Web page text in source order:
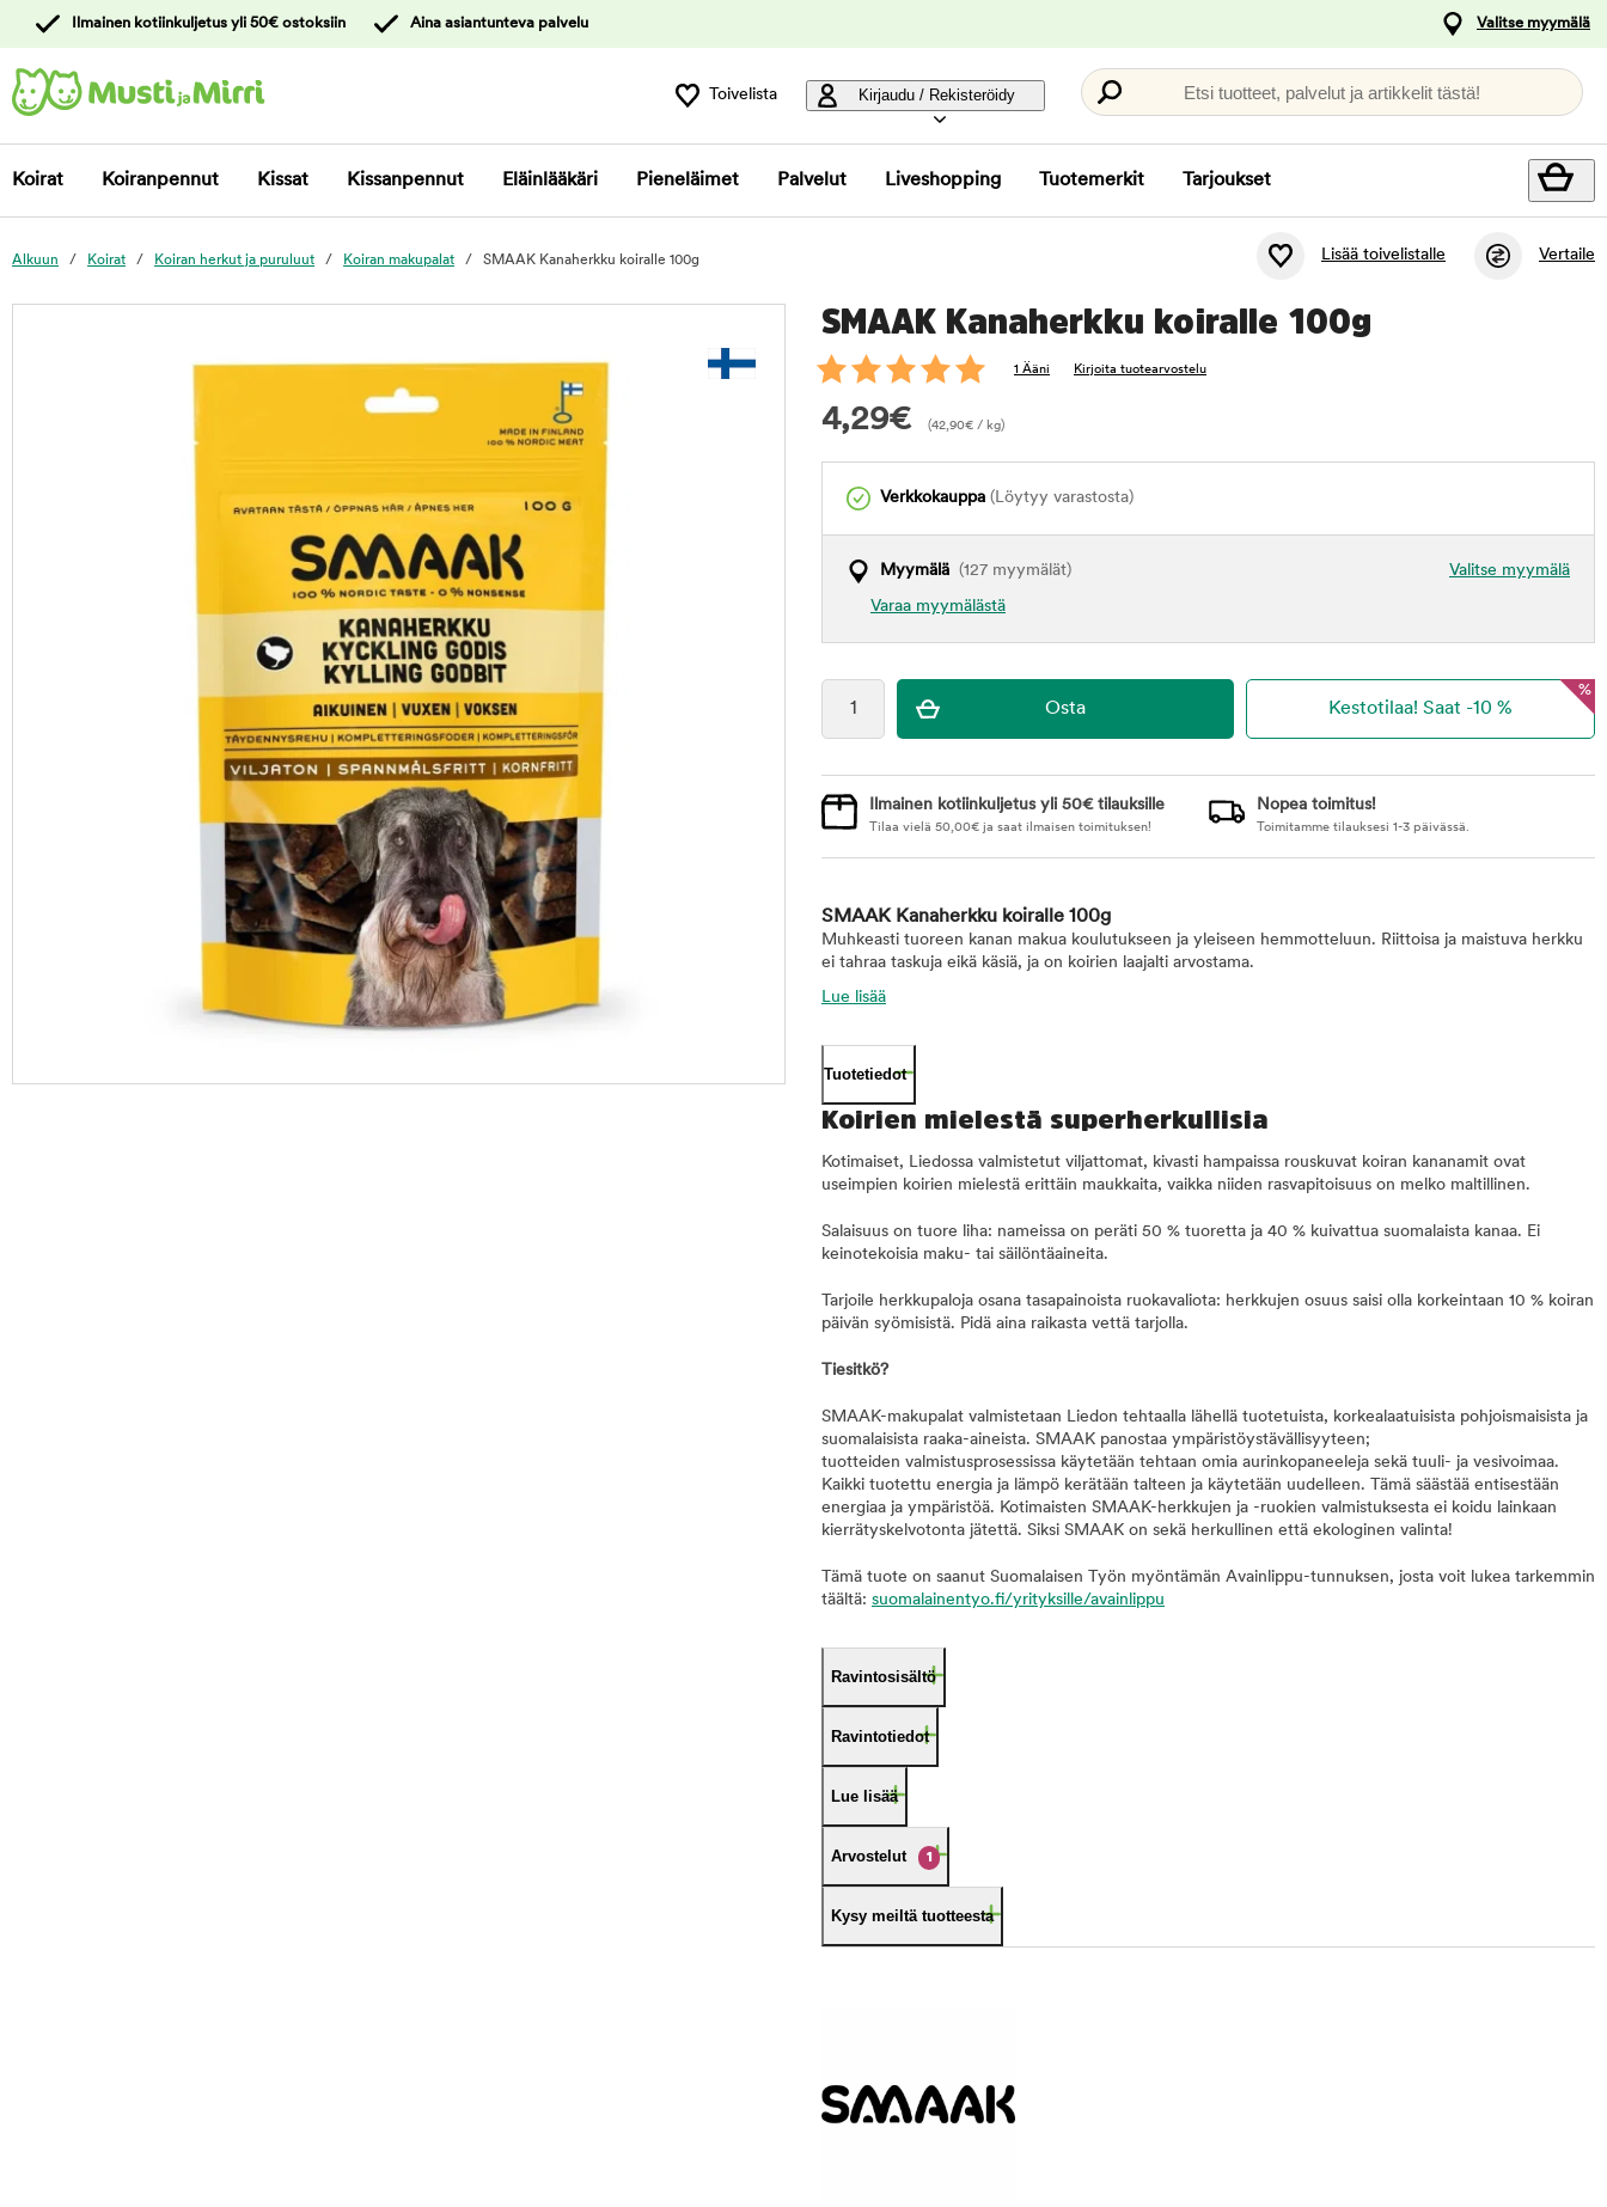
asiakaspalveluun
Ilmainen kotiinkuljetus yli 50€ ostoksiin Aina asiantunteva palvelu Valitse myymälä
Toivelista Kirjaudu / Rekisteröidy Etsi tuotteet, palvelut ja artikkelit tästä!
Koirat Koiranpennut Kissat Kissanpennut Eläinlääkäri Pieneläimet Palvelut Liveshopping Tuotemerkit Tarjoukset
Alkuun Koirat Koiran herkut ja puruluut Koiran makupalat SMAAK Kanaherkku koiralle 100g Lisää toivelistalle Vertaile
SMAAK Kanaherkku koiralle 100g
1 Ääni Kirjoita tuotearvostelu
4,29€ (42,90€ / kg)
Verkkokauppa (Löytyy varastosta)
Valitse myymälä
Myymälä (127 myymälät)
Varaa myymälästä
%
Ilmainen kotiinkuljetus yli 50€ tilauksille
Tilaa vielä 50,00€ ja saat ilmaisen toimituksen!
Nopea toimitus!
Toimitamme tilauksesi 1-3 päivässä.
SMAAK Kanaherkku koiralle 100g
Muhkeasti tuoreen kanan makua koulutukseen ja yleiseen hemmotteluun. Riittoisa ja maistuva herkku
ei tahraa taskuja eikä käsiä, ja on koirien laajalti arvostama.
Lue lisää
Tuotetiedot
Koirien mielestä superherkullisia
Kotimaiset, Liedossa valmistetut viljattomat, kivasti hampaissa rouskuvat koiran kananamit ovat
useimpien koirien mielestä erittäin maukkaita, vaikka niiden rasvapitoisuus on melko maltillinen.
Salaisuus on tuore liha: nameissa on peräti 50 % tuoretta ja 40 % kuivattua suomalaista kanaa. Ei
keinotekoisia maku- tai säilöntäaineita.
Tarjoile herkkupaloja osana tasapainoista ruokavaliota: herkkujen osuus saisi olla korkeintaan 10 % koiran
päivän syömisistä. Pidä aina raikasta vettä tarjolla.
Tiesitkö?
SMAAK-makupalat valmistetaan Liedon tehtaalla lähellä tuotetuista, korkealaatuisista pohjoismaisista ja
suomalaisista raaka-aineista. SMAAK panostaa ympäristöystävällisyyteen;
tuotteiden valmistusprosessissa käytetään tehtaan omia aurinkopaneeleja sekä tuuli- ja vesivoimaa.
Kaikki tuotettu energia ja lämpö kerätään talteen ja käytetään uudelleen. Tämä säästää entisestään
energiaa ja ympäristöä. Kotimaisten SMAAK-herkkujen ja -ruokien valmistuksesta ei koidu lainkaan
kierrätyskelvotonta jätettä. Siksi SMAAK on sekä herkullinen että ekologinen valinta!
Tämä tuote on saanut Suomalaisen Työn myöntämän Avainlippu-tunnuksen, josta voit lukea tarkemmin
täältä: suomalainentyo.fi/yrityksille/avainlippu
Ravintosisältö
Ravintotiedot
Lue lisää
Arvostelut 1
Kysy meiltä tuotteesta